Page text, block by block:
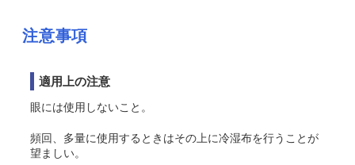
注意事項
適用上の注意
眼には使用しないこと。
頻回、多量に使用するときはその上に冷湿布を行うことが
望ましい。